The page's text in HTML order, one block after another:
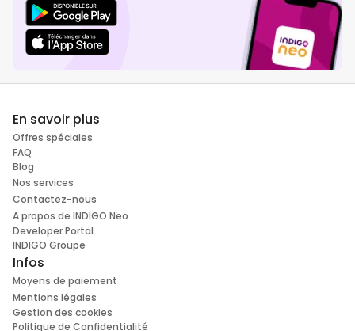
En savoir plus
Offres spéciales
FAQ
Blog
Nos services
Contactez-nous
A propos de INDIGO Neo
Developer Portal
INDIGO Groupe
Infos
Moyens de paiement
Mentions légales
Gestion des cookies
Politique de Confidentialité